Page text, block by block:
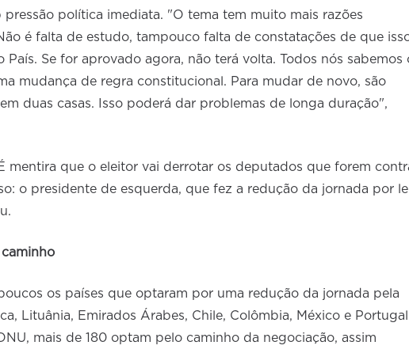
pressão política imediata. "O tema tem muito mais razões
é falta de estudo, tampouco falta de constatações de que
País. Se for aprovado agora, não terá volta. Todos nós sabemos
mudança de regra constitucional. Para mudar de novo, são
duas casas. Isso poderá dar problemas de longa duração",
mentira que o eleitor vai derrotar os deputados que forem
o presidente de esquerda, que fez a redução da jornada por
os países que optaram por uma redução da jornada pela
Lituânia, Emirados Árabes, Chile, Colômbia, México e
mais de 180 optam pelo caminho da negociação, assim